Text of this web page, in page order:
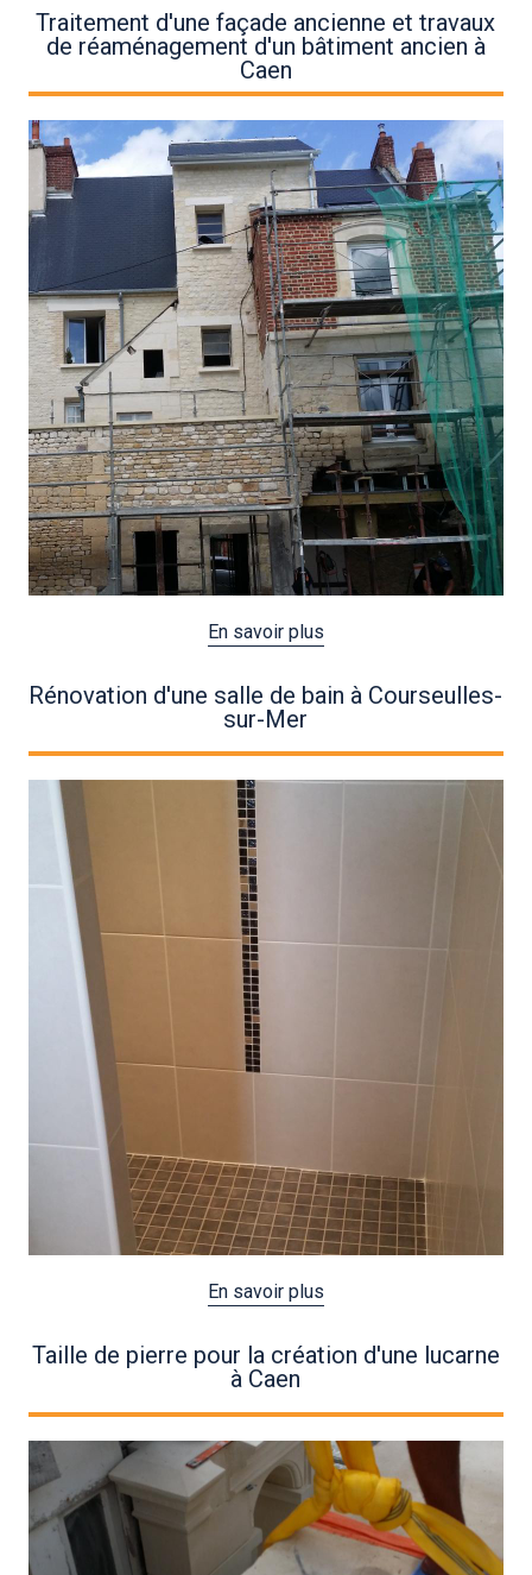
Traitement d'une façade ancienne et travaux
de réaménagement d'un bâtiment ancien à
Caen
En savoir plus
Rénovation d'une salle de bain à Courseulles-
sur-Mer
En savoir plus
Taille de pierre pour la création d'une lucarne
à Caen